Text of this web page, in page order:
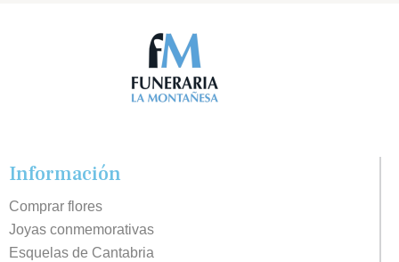
Información
Comprar flores
Joyas conmemorativas
Esquelas de Cantabria